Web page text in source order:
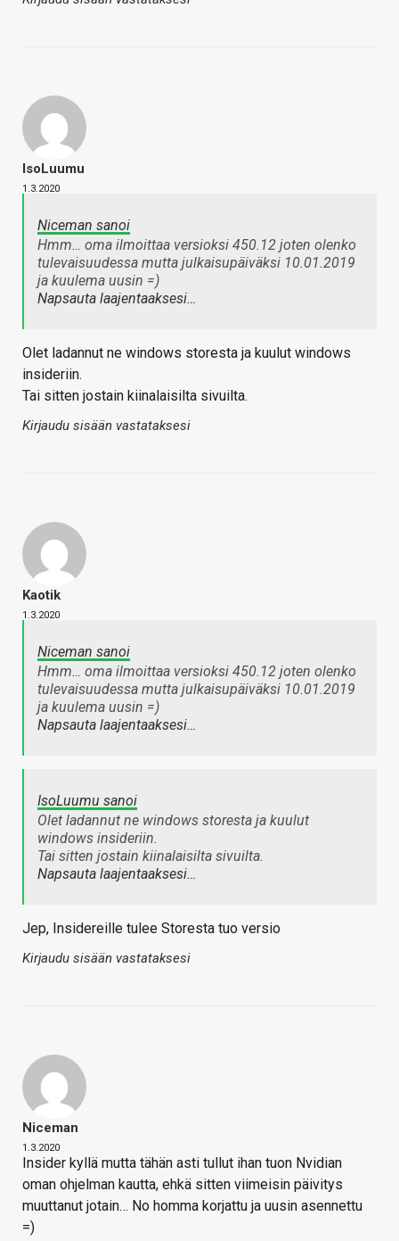
IsoLuumu
1.3.2020
Niceman sanoi
Hmm… oma ilmoittaa versioksi 450.12 joten olenko
tulevaisuudessa mutta julkaisupäiväksi 10.01.2019
ja kuulema uusin =)
Napsauta laajentaaksesi…
Olet ladannut ne windows storesta ja kuulut windows
insideriin.
Tai sitten jostain kiinalaisilta sivuilta.
Kirjaudu sisään vastataksesi
Kaotik
1.3.2020
Niceman sanoi
Hmm… oma ilmoittaa versioksi 450.12 joten olenko
tulevaisuudessa mutta julkaisupäiväksi 10.01.2019
ja kuulema uusin =)
Napsauta laajentaaksesi…
IsoLuumu sanoi
Olet ladannut ne windows storesta ja kuulut
windows insideriin.
Tai sitten jostain kiinalaisilta sivuilta.
Napsauta laajentaaksesi…
Jep, Insidereille tulee Storesta tuo versio
Kirjaudu sisään vastataksesi
Niceman
1.3.2020
Insider kyllä mutta tähän asti tullut ihan tuon Nvidian
oman ohjelman kautta, ehkä sitten viimeisin päivitys
muuttanut jotain… No homma korjattu ja uusin asennettu
=)